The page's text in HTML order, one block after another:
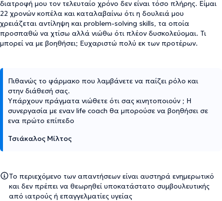
διατροφή μου τον τελευταίο χρόνο δεν είναι τόσο πλήρης. Είμαι
22 χρονών κοπέλα και καταλαβαίνω ότι η δουλειά μου
χρειάζεται αντίληψη και problem-solving skills, τα οποία
προσπαθώ να χτίσω αλλά νιώθω ότι πλέον δυσκολεύομαι. Τι
μπορεί να με βοηθήσει; Ευχαριστώ πολύ εκ των προτέρων.
Πιθανώς το φάρμακο που λαμβάνετε να παίζει ρόλο και
στην διάθεσή σας.
Υπάρχουν πράγματα νιώθετε ότι σας κινητοποιούν ; Η
συνεργασία με εναν life coach θα μπορούσε να βοηθήσει σε
ενα πρώτο επίπεδο
Τσιάκαλος Μίλτος
Το περιεχόμενο των απαντήσεων είναι αυστηρά ενημερωτικό
και δεν πρέπει να θεωρηθεί υποκατάστατο συμβουλευτικής
από ιατρούς ή επαγγελματίες υγείας